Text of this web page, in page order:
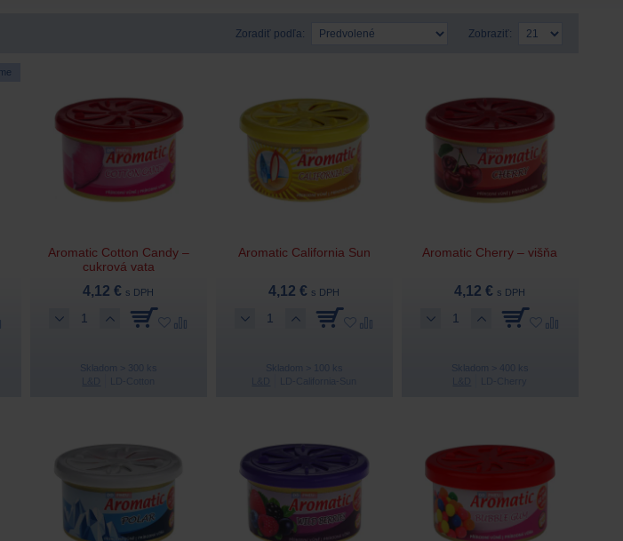
Zoradiť podľa: Zobraziť:
Aromatic Cotton Candy –
cukrová vata
4,12 € s DPH
Skladom > 300 ks
Aromatic California Sun
4,12 € s DPH
Skladom > 100 ks
Aromatic Cherry – višňa
4,12 € s DPH
Skladom > 400 ks